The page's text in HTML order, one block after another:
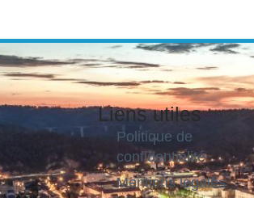
Liens utiles
Politique de
confidentialité
Mentions légales